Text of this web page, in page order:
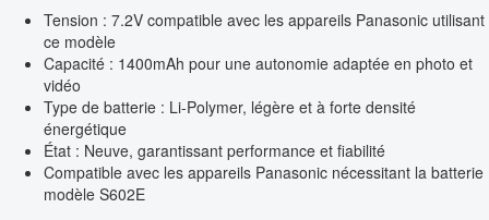
Tension : 7.2V compatible avec les appareils Panasonic utilisant
ce modèle
Capacité : 1400mAh pour une autonomie adaptée en photo et
vidéo
Type de batterie : Li-Polymer, légère et à forte densité
énergétique
État : Neuve, garantissant performance et fiabilité
Compatible avec les appareils Panasonic nécessitant la batterie
modèle S602E